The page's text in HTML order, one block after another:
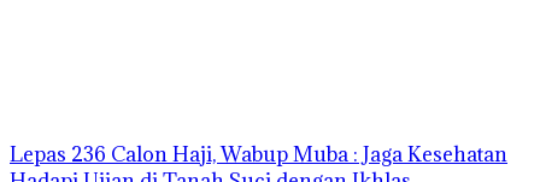
Lepas 236 Calon Haji, Wabup Muba : Jaga Kesehatan